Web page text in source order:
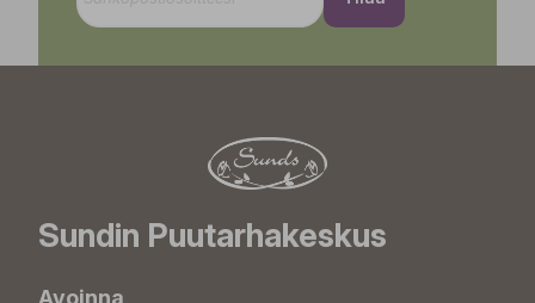
Sundin Puutarhakeskus
Avoinna